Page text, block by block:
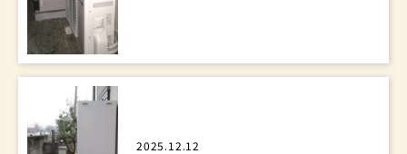
2025.12.12